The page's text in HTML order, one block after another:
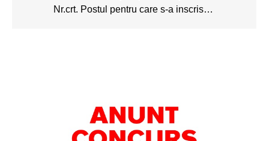
Nr.crt. Postul pentru care s-a inscris…